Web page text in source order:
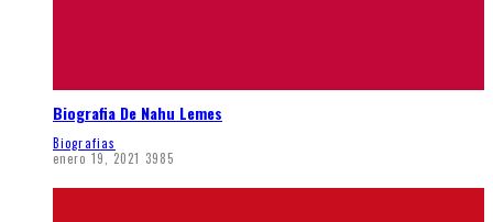
Biografia De Nahu Lemes
Biografias
enero 19, 2021 3985